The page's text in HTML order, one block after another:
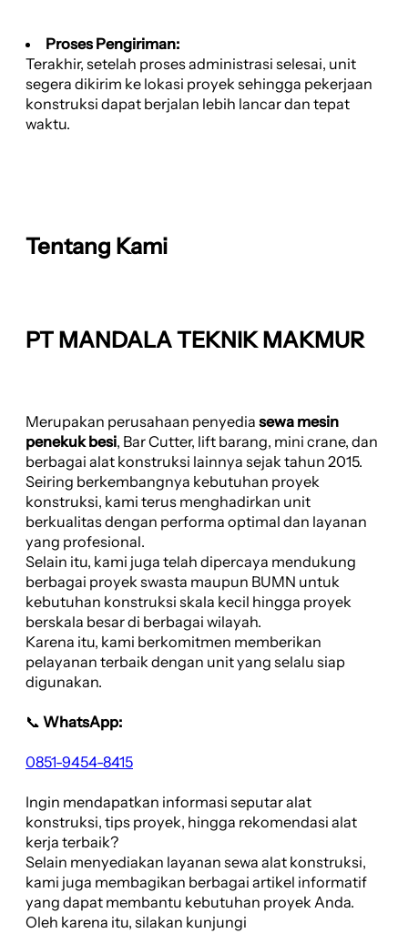
Proses Pengiriman:
Terakhir, setelah proses administrasi selesai, unit
segera dikirim ke lokasi proyek sehingga pekerjaan
konstruksi dapat berjalan lebih lancar dan tepat
waktu.
Tentang Kami
PT MANDALA TEKNIK MAKMUR
Merupakan perusahaan penyedia sewa mesin
penekuk besi, Bar Cutter, lift barang, mini crane, dan
berbagai alat konstruksi lainnya sejak tahun 2015.
Seiring berkembangnya kebutuhan proyek
konstruksi, kami terus menghadirkan unit
berkualitas dengan performa optimal dan layanan
yang profesional.
Selain itu, kami juga telah dipercaya mendukung
berbagai proyek swasta maupun BUMN untuk
kebutuhan konstruksi skala kecil hingga proyek
berskala besar di berbagai wilayah.
Karena itu, kami berkomitmen memberikan
pelayanan terbaik dengan unit yang selalu siap
digunakan.
📞 WhatsApp:
0851-9454-8415
Ingin mendapatkan informasi seputar alat
konstruksi, tips proyek, hingga rekomendasi alat
kerja terbaik?
Selain menyediakan layanan sewa alat konstruksi,
kami juga membagikan berbagai artikel informatif
yang dapat membantu kebutuhan proyek Anda.
Oleh karena itu, silakan kunjungi